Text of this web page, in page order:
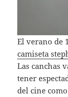
El verano de
camiseta
Las canchas
tener
del cine